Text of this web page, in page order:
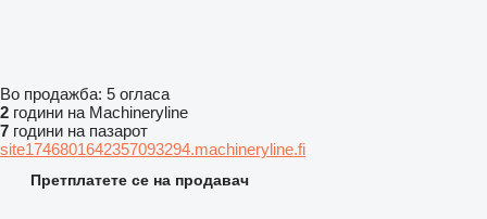
Во продажба: 5 огласа
2 години на Machineryline
7 години на пазарот
site1746801642357093294.machineryline.fi
Претплатете се на продавач